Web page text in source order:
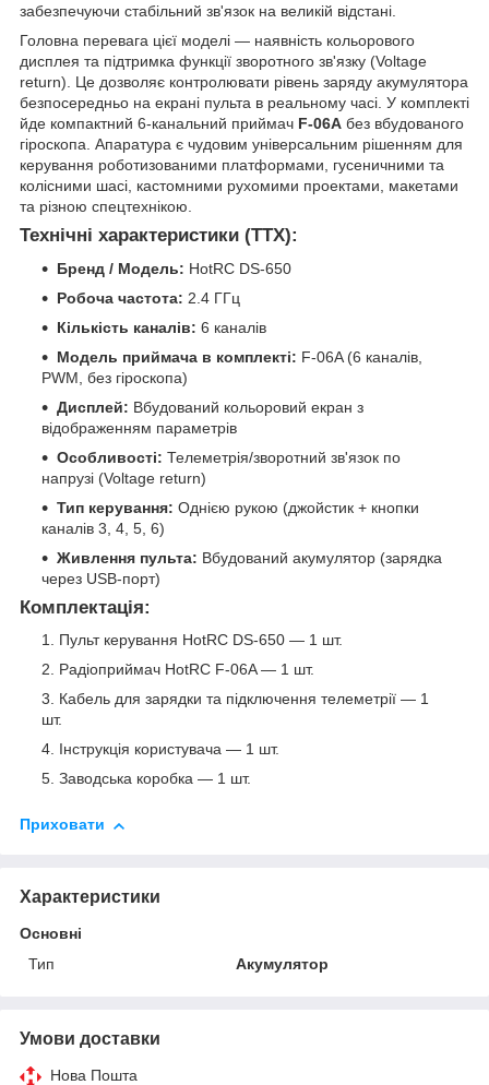
забезпечуючи стабільний зв'язок на великій відстані.
Головна перевага цієї моделі — наявність кольорового
дисплея та підтримка функції зворотного зв'язку (Voltage
return). Це дозволяє контролювати рівень заряду акумулятора
безпосередньо на екрані пульта в реальному часі. У комплекті
йде компактний 6-канальний приймач F-06A без вбудованого
гіроскопа. Апаратура є чудовим універсальним рішенням для
керування роботизованими платформами, гусеничними та
колісними шасі, кастомними рухомими проектами, макетами
та різною спецтехнікою.
Технічні характеристики (ТТХ):
Бренд / Модель: HotRC DS-650
Робоча частота: 2.4 ГГц
Кількість каналів: 6 каналів
Модель приймача в комплекті: F-06A (6 каналів,
PWM, без гіроскопа)
Дисплей: Вбудований кольоровий екран з
відображенням параметрів
Особливості: Телеметрія/зворотний зв'язок по
напрузі (Voltage return)
Тип керування: Однією рукою (джойстик + кнопки
каналів 3, 4, 5, 6)
Живлення пульта: Вбудований акумулятор (зарядка
через USB-порт)
Комплектація:
Пульт керування HotRC DS-650 — 1 шт.
Радіоприймач HotRC F-06A — 1 шт.
Кабель для зарядки та підключення телеметрії — 1
шт.
Інструкція користувача — 1 шт.
Заводська коробка — 1 шт.
Приховати
Характеристики
Основні
Тип
Акумулятор
Умови доставки
Нова Пошта